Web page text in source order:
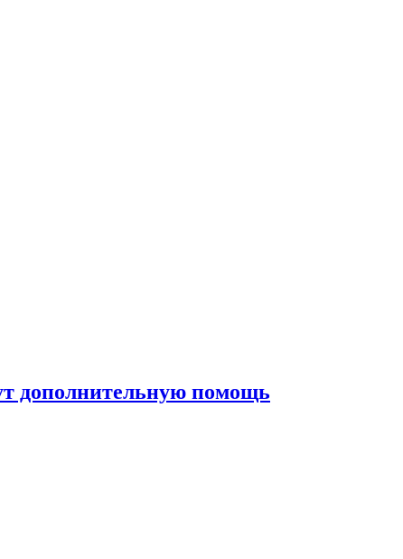
дополнительную помощь